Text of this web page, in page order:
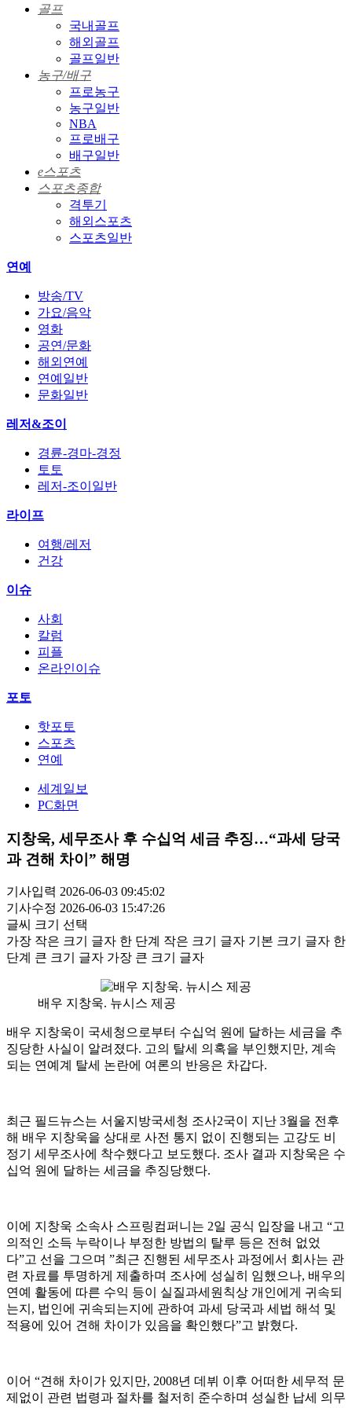
골프
국내골프
해외골프
골프일반
농구/배구
프로농구
농구일반
NBA
프로배구
배구일반
e스포츠
스포츠종합
격투기
해외스포츠
스포츠일반
연예
방송/TV
가요/음악
영화
공연/문화
해외연예
연예일반
문화일반
레저&조이
경륜-경마-경정
토토
레저-조이일반
라이프
여행/레저
건강
이슈
사회
칼럼
피플
온라인이슈
포토
핫포토
스포츠
연예
세계일보
PC화면
지창욱, 세무조사 후 수십억 세금 추징…“과세 당국
과 견해 차이” 해명
기사입력 2026-06-03 09:45:02
기사수정 2026-06-03 15:47:26
글씨 크기 선택
가장 작은 크기 글자 한 단계 작은 크기 글자 기본 크기 글자 한
단계 큰 크기 글자 가장 큰 크기 글자
배우 지창욱. 뉴시스 제공
배우 지창욱이 국세청으로부터 수십억 원에 달하는 세금을 추
징당한 사실이 알려졌다. 고의 탈세 의혹을 부인했지만, 계속
되는 연예계 탈세 논란에 여론의 반응은 차갑다.
최근 필드뉴스는 서울지방국세청 조사2국이 지난 3월을 전후
해 배우 지창욱을 상대로 사전 통지 없이 진행되는 고강도 비
정기 세무조사에 착수했다고 보도했다. 조사 결과 지창욱은 수
십억 원에 달하는 세금을 추징당했다.
이에 지창욱 소속사 스프링컴퍼니는 2일 공식 입장을 내고 “고
의적인 소득 누락이나 부정한 방법의 탈루 등은 전혀 없었
다”고 선을 그으며 ”최근 진행된 세무조사 과정에서 회사는 관
련 자료를 투명하게 제출하며 조사에 성실히 임했으나, 배우의
연예 활동에 따른 수익 등이 실질과세원칙상 개인에게 귀속되
는지, 법인에 귀속되는지에 관하여 과세 당국과 세법 해석 및
적용에 있어 견해 차이가 있음을 확인했다”고 밝혔다.
이어 “견해 차이가 있지만, 2008년 데뷔 이후 어떠한 세무적 문
제없이 관련 법령과 절차를 철저히 준수하며 성실한 납세 의무